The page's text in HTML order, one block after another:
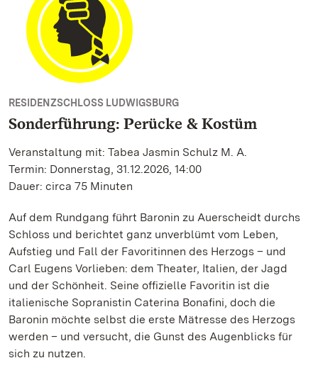
RESIDENZSCHLOSS LUDWIGSBURG
Sonderführung: Perücke & Kostüm
Veranstaltung mit: Tabea Jasmin Schulz M. A.
Termin: Donnerstag, 31.12.2026, 14:00
Dauer: circa 75 Minuten
Auf dem Rundgang führt Baronin zu Auerscheidt durchs
Schloss und berichtet ganz unverblümt vom Leben,
Aufstieg und Fall der Favoritinnen des Herzogs – und
Carl Eugens Vorlieben: dem Theater, Italien, der Jagd
und der Schönheit. Seine offizielle Favoritin ist die
italienische Sopranistin Caterina Bonafini, doch die
Baronin möchte selbst die erste Mätresse des Herzogs
werden – und versucht, die Gunst des Augenblicks für
sich zu nutzen.